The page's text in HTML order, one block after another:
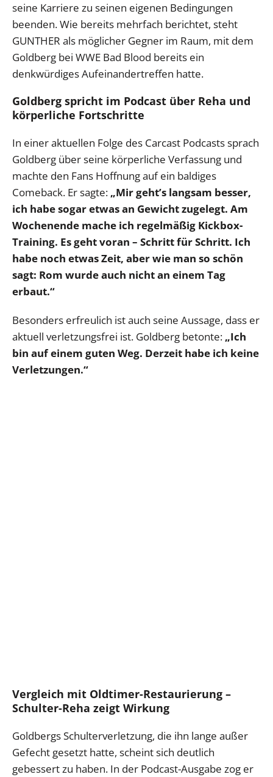
seine Karriere zu seinen eigenen Bedingungen
beenden. Wie bereits mehrfach berichtet, steht
GUNTHER als möglicher Gegner im Raum, mit dem
Goldberg bei WWE Bad Blood bereits ein
denkwürdiges Aufeinandertreffen hatte.
Goldberg spricht im Podcast über Reha und
körperliche Fortschritte
In einer aktuellen Folge des Carcast Podcasts sprach
Goldberg über seine körperliche Verfassung und
machte den Fans Hoffnung auf ein baldiges
Comeback. Er sagte: „Mir geht’s langsam besser,
ich habe sogar etwas an Gewicht zugelegt. Am
Wochenende mache ich regelmäßig Kickbox-
Training. Es geht voran – Schritt für Schritt. Ich
habe noch etwas Zeit, aber wie man so schön
sagt: Rom wurde auch nicht an einem Tag
erbaut.“
Besonders erfreulich ist auch seine Aussage, dass er
aktuell verletzungsfrei ist. Goldberg betonte: „Ich
bin auf einem guten Weg. Derzeit habe ich keine
Verletzungen.“
Vergleich mit Oldtimer-Restaurierung –
Schulter-Reha zeigt Wirkung
Goldbergs Schulterverletzung, die ihn lange außer
Gefecht gesetzt hatte, scheint sich deutlich
gebessert zu haben. In der Podcast-Ausgabe zog er